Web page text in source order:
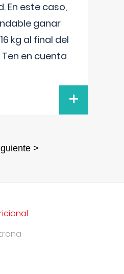
En este caso,
ganar
kg al final del
en cuenta
+
>